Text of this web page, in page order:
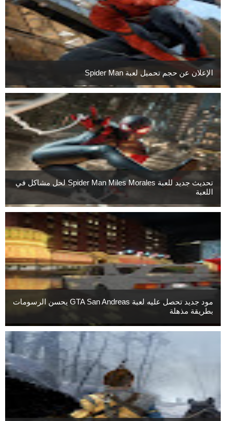
الإعلان عن حجم تحميل لعبة Spider Man
تحديث جديد للعبة Spider Man Miles Morales لحل مشاكل في
اللعبة
مود جديد تحصل عليه لعبة GTA San Andreas يحسن الرسومات
بطريقة مذهلة